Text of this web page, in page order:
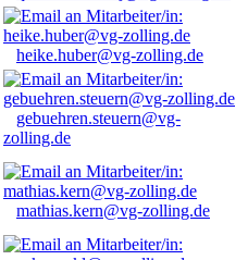
heike.huber@vg-zolling.de
gebuehren.steuern@vg-
zolling.de
mathias.kern@vg-zolling.de